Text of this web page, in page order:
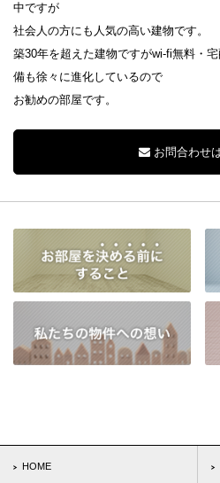
中ですが
社会人の方にも人気の高い建物です。
築30年を超えた建物ですがwi-fi無料・
備も徐々に進化しているので
お勧めの部屋です。
お問合わせ
HOME